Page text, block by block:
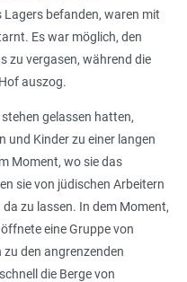
Lagers befanden, waren mit
Es war möglich, den
zu vergasen, während die
auszog.
gelassen hatten,
und Kinder zu einer langen
Moment, wo sie das
sie von jüdischen Arbeitern
zu lassen. In dem Moment,
eine Gruppe von
den angrenzenden
die Berge von